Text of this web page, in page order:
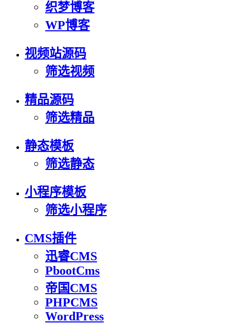
织梦博客
WP博客
视频站源码
筛选视频
精品源码
筛选精品
静态模板
筛选静态
小程序模板
筛选小程序
CMS插件
迅睿CMS
PbootCms
帝国CMS
PHPCMS
WordPress